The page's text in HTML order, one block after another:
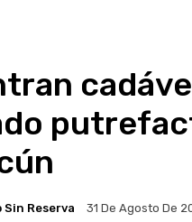
Reserva 31 De Agosto De